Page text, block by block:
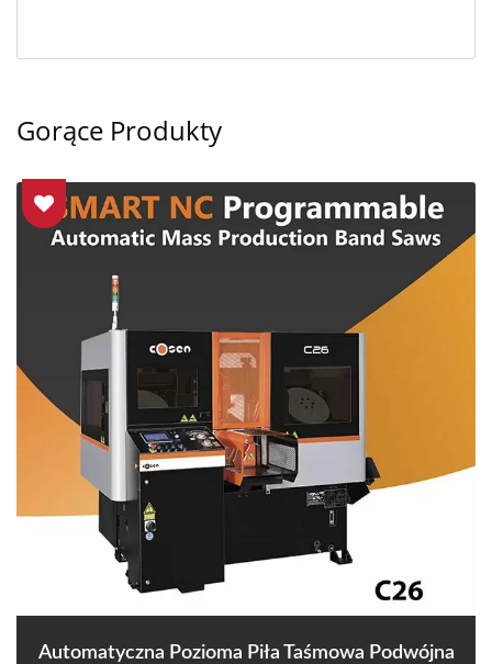
Gorące Produkty
Automatyczna Pozioma Piła Taśmowa Podwójna